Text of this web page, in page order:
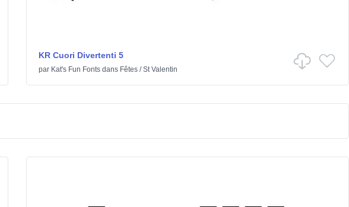
KR Cuori Divertenti 5
par Kat's Fun Fontsdans Fêtes/St Valentin